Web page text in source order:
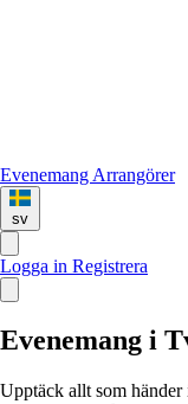
Evenemang Arrangörer
sv
Logga in Registrera
Evenemang i
Upptäck allt som